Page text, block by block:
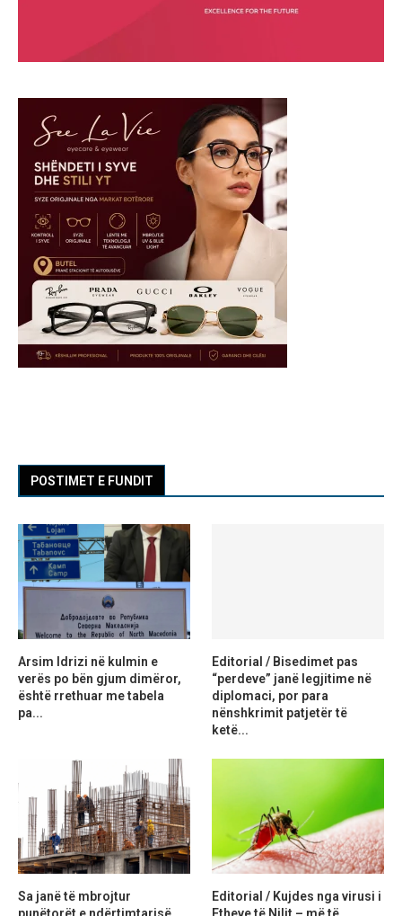
POSTIMET E FUNDIT
Arsim Idrizi në kulmin e
verës po bën gjum dimëror,
është rrethuar me tabela
pa...
Editorial / Bisedimet pas
“perdeve” janë legjitime në
diplomaci, por para
nënshkrimit patjetër të
ketë...
Sa janë të mbrojtur
punëtorët e ndërtimtarisë
Editorial / Kujdes nga virusi i
Etheve të Nilit – më të